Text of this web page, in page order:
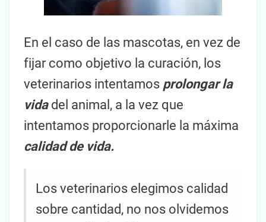
En el caso de las mascotas, en vez de
fijar como objetivo la curación, los
veterinarios intentamos prolongar la
vida del animal, a la vez que
intentamos proporcionarle la máxima
calidad de vida.
Los veterinarios elegimos calidad
sobre cantidad, no nos olvidemos